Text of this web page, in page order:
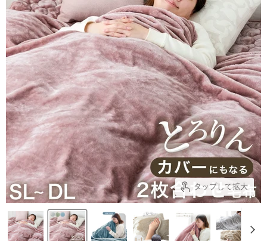
タップして拡大